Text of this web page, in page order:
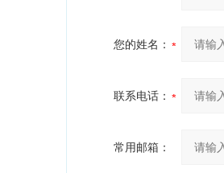
您的姓名：
联系电话：
常用邮箱：